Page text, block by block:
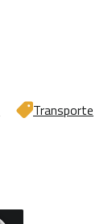
Transporte